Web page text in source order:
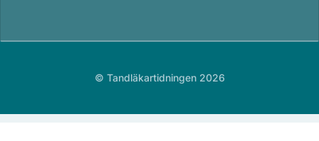
© Tandläkartidningen 2026